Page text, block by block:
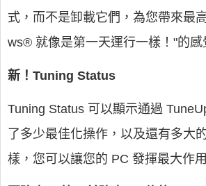
式，而不是卸載它們，為您帶來最
ws® 就像是第一天運行一樣！"的感
新！Tuning Status
Tuning Status 可以顯示通過
了多少最佳化操作，以及還有多大
樣，您可以讓您的 PC 發揮最大作用